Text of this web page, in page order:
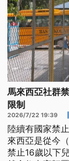
馬來西亞社群
限制
2026/7/22 19:39
陸續有國家禁
來西亞是從今
禁止16歲以下